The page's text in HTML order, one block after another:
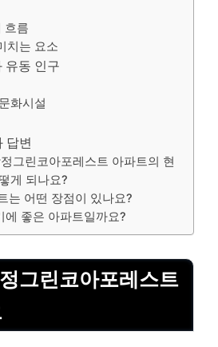
흐름
치는 요소
유동 인구
화시설
답변
그린코아포레스트 아파트의 현
게 되나요?
는 어떤 장점이 있나요?
에 좋은 아파트일까요?
그린코아포레스트